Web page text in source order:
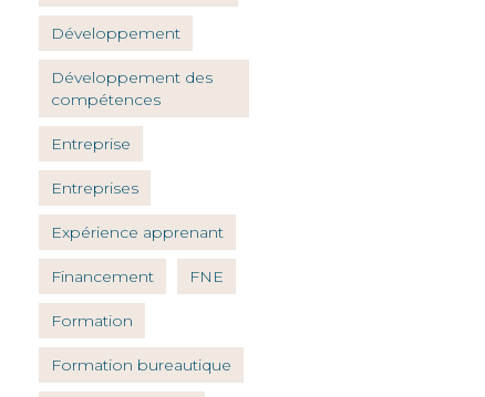
Développement
Développement des
compétences
Entreprise
Entreprises
Expérience apprenant
Financement FNE
Formation
Formation bureautique